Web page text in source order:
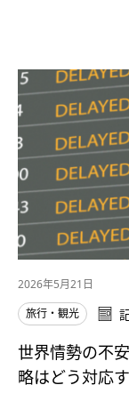
2026年5月21日
旅行・観光
世界情勢の不
略はどう対応